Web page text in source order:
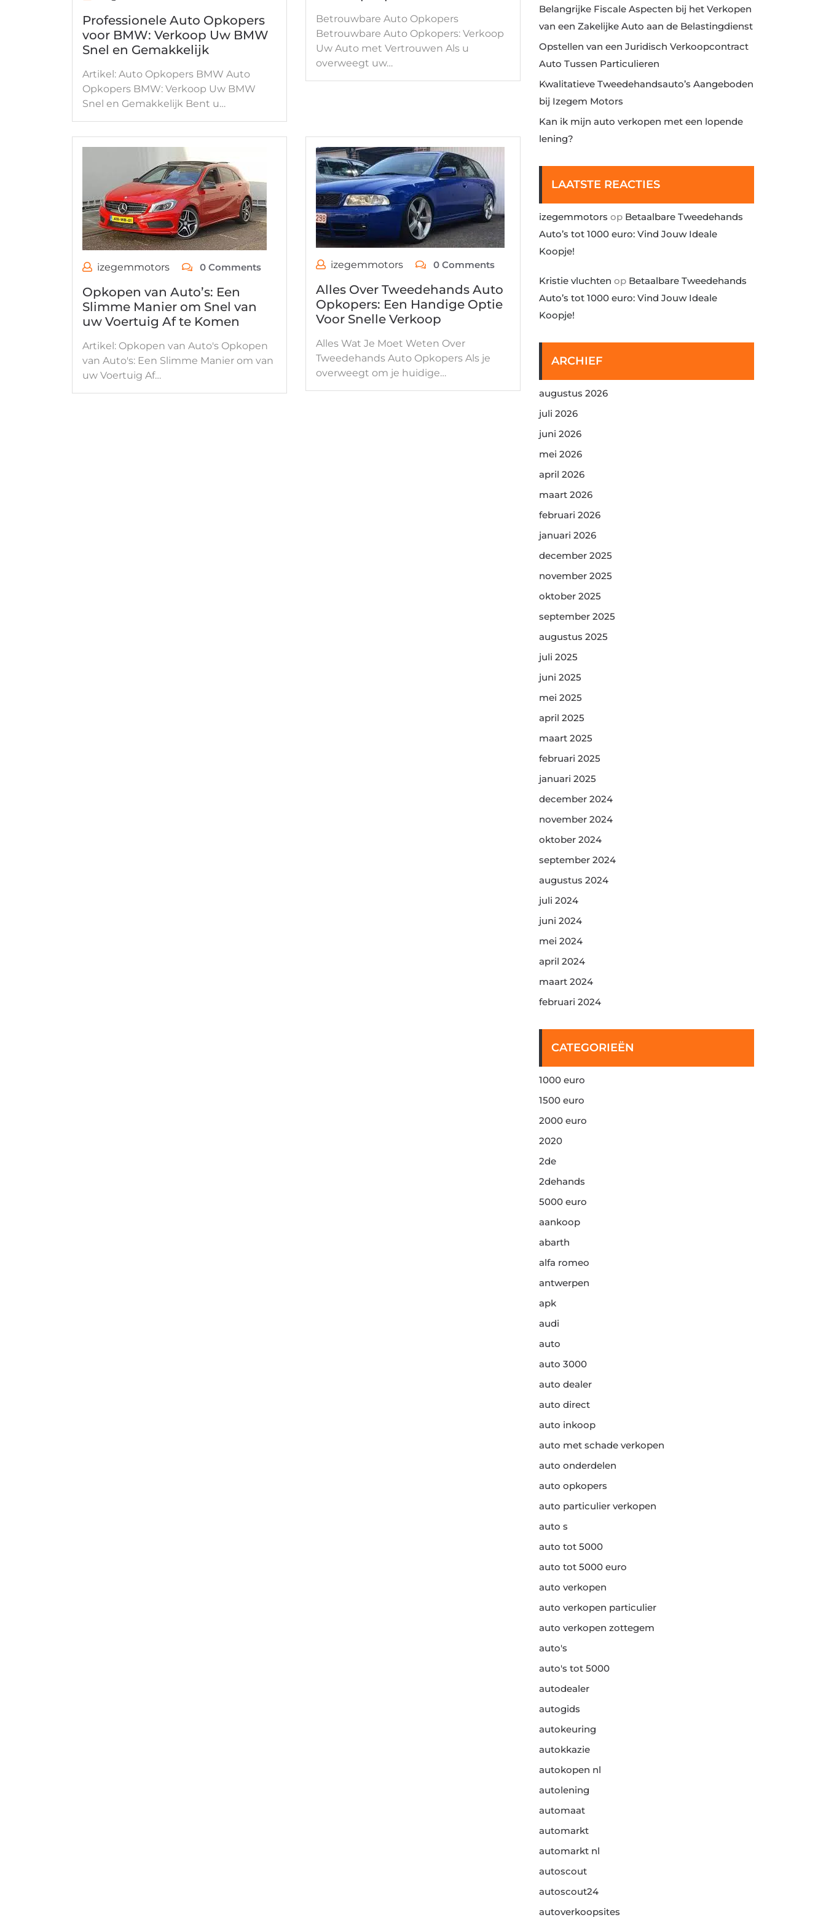
Professionele Auto Opkopers
voor BMW: Verkoop Uw BMW
Snel en Gemakkelijk
Artikel: Auto Opkopers BMW Auto
Opkopers BMW: Verkoop Uw BMW
Snel en Gemakkelijk Bent u…
Betrouwbare Auto Opkopers
Betrouwbare Auto Opkopers: Verkoop
Uw Auto met Vertrouwen Als u
overweegt uw…
izegemmotors 0 Comments
Opkopen van Auto’s: Een
Slimme Manier om Snel van
uw Voertuig Af te Komen
Artikel: Opkopen van Auto's Opkopen
van Auto's: Een Slimme Manier om van
uw Voertuig Af…
izegemmotors 0 Comments
Alles Over Tweedehands Auto
Opkopers: Een Handige Optie
Voor Snelle Verkoop
Alles Wat Je Moet Weten Over
Tweedehands Auto Opkopers Als je
overweegt om je huidige…
Belangrijke Fiscale Aspecten bij het Verkopen
van een Zakelijke Auto aan de Belastingdienst
Opstellen van een Juridisch Verkoopcontract
Auto Tussen Particulieren
Kwalitatieve Tweedehandsauto’s Aangeboden
bij Izegem Motors
Kan ik mijn auto verkopen met een lopende
lening?
LAATSTE REACTIES
izegemmotors op Betaalbare Tweedehands
Auto’s tot 1000 euro: Vind Jouw Ideale
Koopje!
Kristie vluchten op Betaalbare Tweedehands
Auto’s tot 1000 euro: Vind Jouw Ideale
Koopje!
ARCHIEF
augustus 2026
juli 2026
juni 2026
mei 2026
april 2026
maart 2026
februari 2026
januari 2026
december 2025
november 2025
oktober 2025
september 2025
augustus 2025
juli 2025
juni 2025
mei 2025
april 2025
maart 2025
februari 2025
januari 2025
december 2024
november 2024
oktober 2024
september 2024
augustus 2024
juli 2024
juni 2024
mei 2024
april 2024
maart 2024
februari 2024
CATEGORIEËN
1000 euro
1500 euro
2000 euro
2020
2de
2dehands
5000 euro
aankoop
abarth
alfa romeo
antwerpen
apk
audi
auto
auto 3000
auto dealer
auto direct
auto inkoop
auto met schade verkopen
auto onderdelen
auto opkopers
auto particulier verkopen
auto s
auto tot 5000
auto tot 5000 euro
auto verkopen
auto verkopen particulier
auto verkopen zottegem
auto's
auto's tot 5000
autodealer
autogids
autokeuring
autokkazie
autokopen nl
autolening
automaat
automarkt
automarkt nl
autoscout
autoscout24
autoverkoopsites